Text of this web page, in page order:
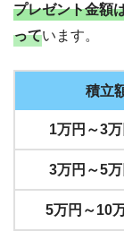
プレゼント金額
っています。
積立
1万円～3
3万円～5
5万円～10